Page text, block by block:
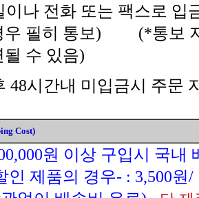
이나 전화 또는 팩스로 입
우 필히 통보) (*통보
수 있음)
48시간내 미입금시 주문
Cost)
원 이상 구입시 국내
인 제품의 경우- : 3,500원